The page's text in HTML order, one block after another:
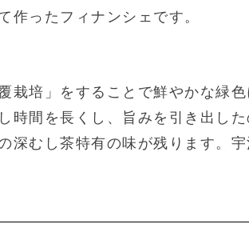
作ったフィナンシェです。
栽培」をすることで鮮やかな緑色
時間を長くし、旨みを引き出した
深むし茶特有の味が残ります。